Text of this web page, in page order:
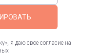
я даю свое согласие на